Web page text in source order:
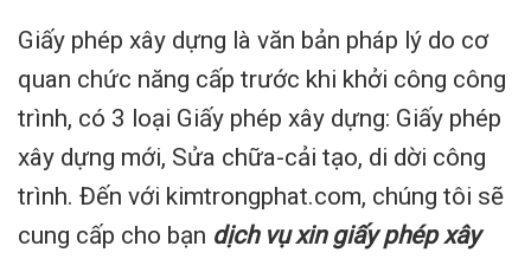
Giấy phép xây dựng là văn bản pháp lý do cơ
quan chức năng cấp trước khi khởi công công
trình, có 3 loại Giấy phép xây dựng: Giấy phép
xây dựng mới, Sửa chữa-cải tạo, di dời công
trình. Đến với kimtrongphat.com, chúng tôi sẽ
cung cấp cho bạn dịch vụ xin giấy phép xây